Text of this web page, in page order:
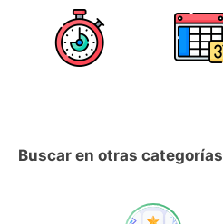
Buscar en otras categorías